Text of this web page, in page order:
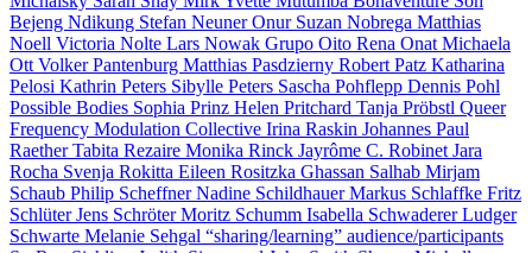
Bejeng Ndikung Stefan NeunerOnur Suzan Nobrega Matthias
Noell Victoria Nolte Lars Nowak Grupo Oito Rena Onat Michaela
Ott Volker Pantenburg Matthias Pasdzierny Robert Patz Katharina
Pelosi Kathrin Peters Sibylle Peters Sascha Pohflepp Dennis Pohl
Possible Bodies Sophia Prinz Helen Pritchard Tanja Pröbstl Queer
Frequency Modulation Collective Irina Raskin Johannes Paul
RaetherTabita Rezaire Monika Rinck Jayrôme C. Robinet Jara
Rocha Svenja Rokitta Eileen Rositzka Ghassan Salhab Mirjam
Schaub Philip ScheffnerNadine SchildhauerMarkus Schlaffke Fritz
SchlüterJens SchröterMoritz Schumm Isabella SchwadererLudger
Schwarte Melanie Sehgal “sharing/learning” audience/participants